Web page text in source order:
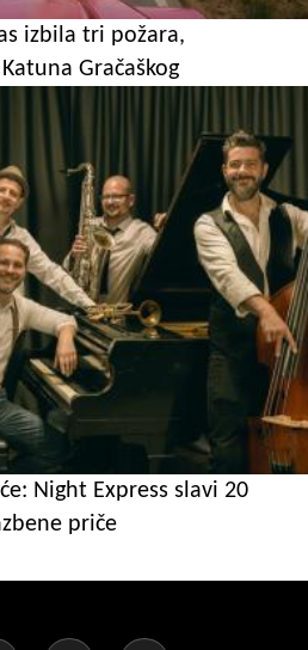
izbila tri požara,
Gračaškog
Night Express slavi 20
priče